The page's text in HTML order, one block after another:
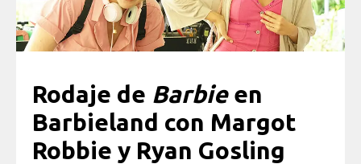
Rodaje de Barbieen
Barbieland con Margot
Robbie y Ryan Gosling